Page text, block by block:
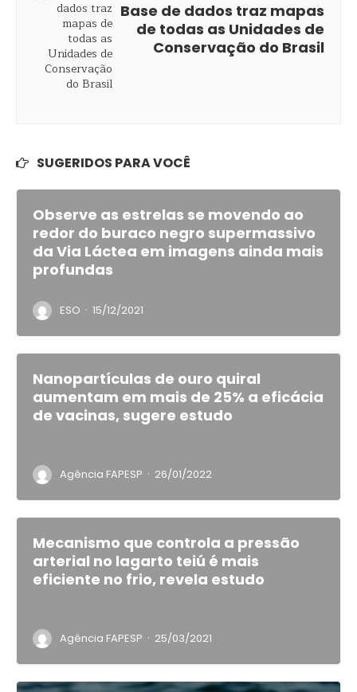
Base de dados traz mapas
de todas as Unidades de
Conservação do Brasil
SUGERIDOS PARA VOCÊ
Observe as estrelas se movendo ao
redor do buraco negro supermassivo
da Via Láctea em imagens ainda mais
profundas
ESO · 15/12/2021
Nanopartículas de ouro quiral
aumentam em mais de 25% a eficácia
de vacinas, sugere estudo
Agência FAPESP · 26/01/2022
Mecanismo que controla a pressão
arterial no lagarto teiú é mais
eficiente no frio, revela estudo
Agência FAPESP · 25/03/2021